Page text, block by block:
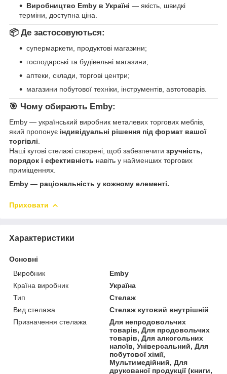
Виробництво Emby в Україні — якість, швидкі
терміни, доступна ціна.
📦 Де застосовуються:
супермаркети, продуктові магазини;
господарські та будівельні магазини;
аптеки, склади, торгові центри;
магазини побутової техніки, інструментів, автотоварів.
🎯 Чому обирають Emby:
Emby — український виробник металевих торгових меблів,
який пропонує індивідуальні рішення під формат вашої
торгівлі
Наші кутові стелажі створені, щоб забезпечити зручність,
порядок і ефективність навіть у найменших торгових
приміщеннях.
Emby — раціональність у кожному елементі.
Приховати
Характеристики
Основні
Виробник
Emby
Країна виробник
Україна
Тип
Стелаж
Вид стелажа
Стелаж кутовий внутрішній
Призначення стелажа
Для непродовольчих
товарів, Для продовольчих
товарів, Для алкогольних
напоїв, Універсальний, Для
побутової хімії,
Мультимедійний, Для
друкованої продукції (книги,